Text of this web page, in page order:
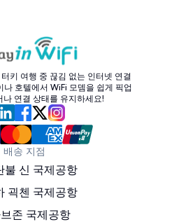
키 여행 중 끊김 없는 인터넷 연결
나 호텔에서 WiFi 모뎀을 쉽게 픽업
나 연결 상태를 유지하세요!
배송 지점
불 신 국제공항
괵첸 국제공항
존 국제공항